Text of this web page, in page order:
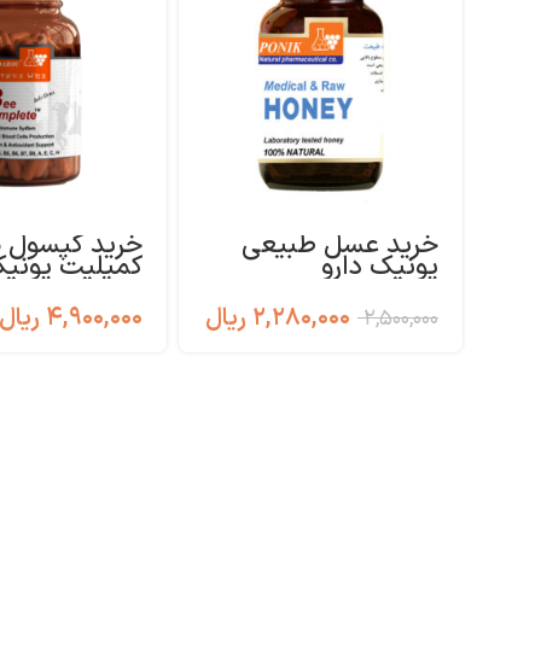
خرید عسل طبیعی
پونیک دارو
۲,۵۰۰,۰۰۰ ۲,۲۸۰,۰۰۰ ریال
خرید
کمپلیت
۴,۹۰۰,۰۰۰ ریال